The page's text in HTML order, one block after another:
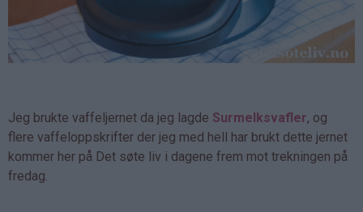
Jeg brukte vaffeljernet da jeg lagde Surmelksvafler, og
flere vaffeloppskrifter der jeg med hell har brukt dette jernet
kommer her på Det søte liv i dagene frem mot trekningen på
fredag.